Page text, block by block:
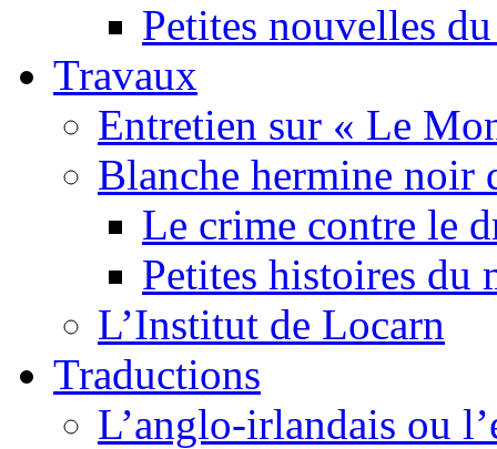
Petites nouvelles
Travaux
Entretien sur « Le
Blanche hermine noir
Le crime contre le
Petites histoires du
L’Institut de Locarn
Traductions
L’anglo-irlandais ou